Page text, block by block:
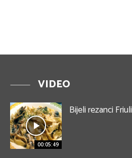
VIDEO
00:05:49
Bijeli rezanci Friuli